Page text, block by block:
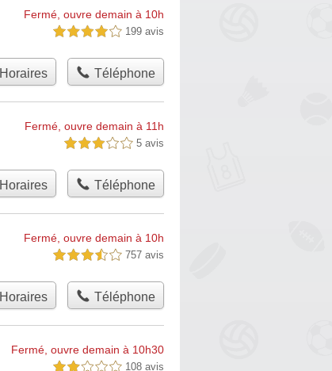
Fermé, ouvre demain à 10h
4,0 étoiles sur 5 199 avis
Horaires Téléphone
Fermé, ouvre demain à 11h
3,0 étoiles sur 5 5 avis
Horaires Téléphone
Fermé, ouvre demain à 10h
3,5 étoiles sur 5 757 avis
Horaires Téléphone
Fermé, ouvre demain à 10h30
2,0 étoiles sur 5 108 avis